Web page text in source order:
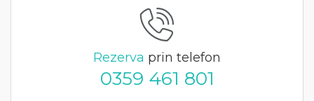
Rezerva prin telefon
0359 461 801